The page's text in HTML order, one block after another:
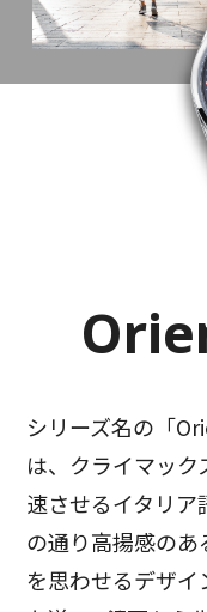
シリーズ名の「
は、クライマッ
速させるイタリ
の通り高揚感の
を思わせるデザ